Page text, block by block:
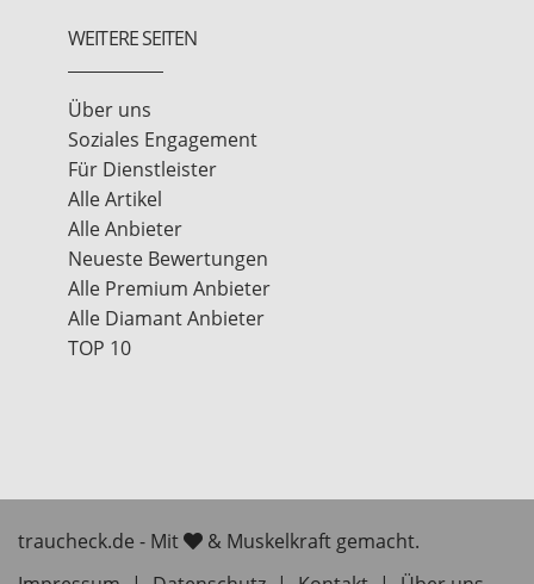
WEITERE SEITEN
Über uns
Soziales Engagement
Für Dienstleister
Alle Artikel
Alle Anbieter
Neueste Bewertungen
Alle Premium Anbieter
Alle Diamant Anbieter
TOP 10
traucheck.de - Mit
& Muskelkraft gemacht.